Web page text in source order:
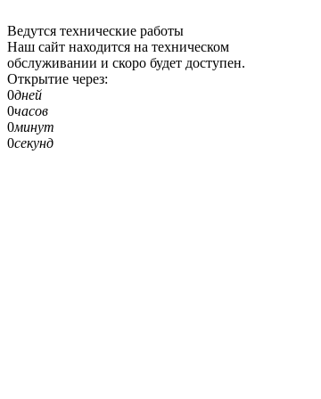
Ведутся технические работы
Наш сайт находится на техническом
обслуживании и скоро будет доступен.
Открытие через:
0дней
0часов
0минут
0секунд